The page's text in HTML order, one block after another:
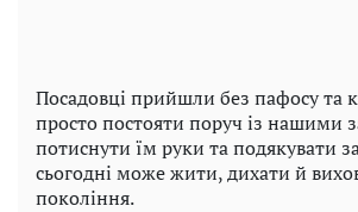
Посадовці прийшли без пафосу та
просто постояти поруч із нашими
потиснути їм руки та подякувати
сьогодні може жити, дихати й
покоління.